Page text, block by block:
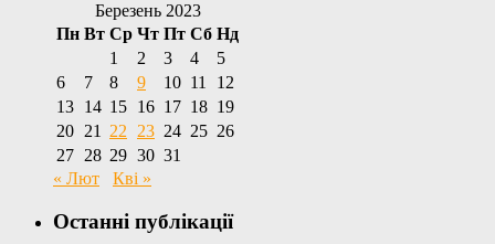
Березень 2023
Пн Вт Ср Чт Пт Сб Нд
1
2 3 4
5
6
7 8 9 10 11
12
13 14 15 16 17 18 19
20 21 22 23 24 25 26
27 28 29 30 31
« Лют
Кві »
Останні публікації